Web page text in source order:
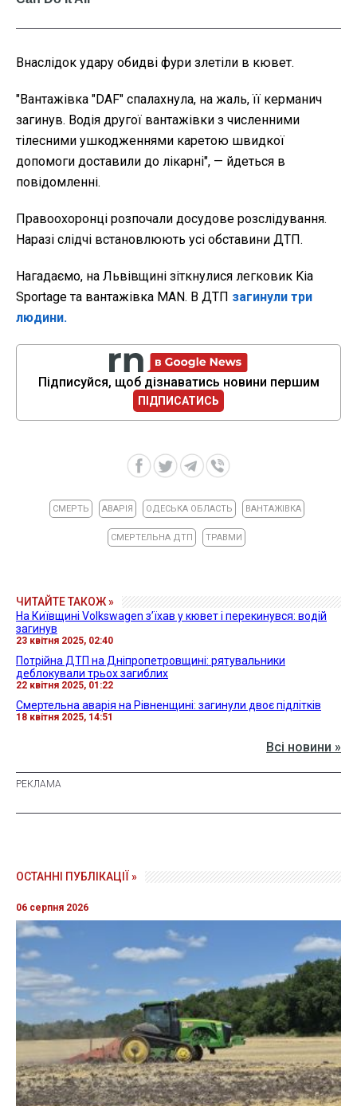
Внаслідок удару обидві фури злетіли в кювет.
"Вантажівка "DAF" спалахнула, на жаль, її керманич
загинув. Водія другої вантажівки з численними
тілесними ушкодженнями каретою швидкої
допомоги доставили до лікарні", — йдеться в
повідомленні.
Правоохоронці розпочали досудове розслідування.
Наразі слідчі встановлюють усі обставини ДТП.
Нагадаємо, на Львівщині зіткнулися легковик Kia
Sportage та вантажівка MAN. В ДТП загинули три
людини.
Підписуйся, щоб дізнаватись новини першим
ПІДПИСАТИСЬ
СМЕРТЬ АВАРІЯ ОДЕСЬКА ОБЛАСТЬ ВАНТАЖІВКА
СМЕРТЕЛЬНА ДТП ТРАВМИ
ЧИТАЙТЕ ТАКОЖ »
На Київщині Volkswagen зʼїхав у кювет і перекинувся: водій
загинув
23 квітня 2025, 02:40
Потрійна ДТП на Дніпропетровщині: рятувальники
деблокували трьох загиблих
22 квітня 2025, 01:22
Смертельна аварія на Рівненщині: загинули двоє підлітків
18 квітня 2025, 14:51
Всі новини »
ОСТАННІ ПУБЛІКАЦІЇ »
06 серпня 2026